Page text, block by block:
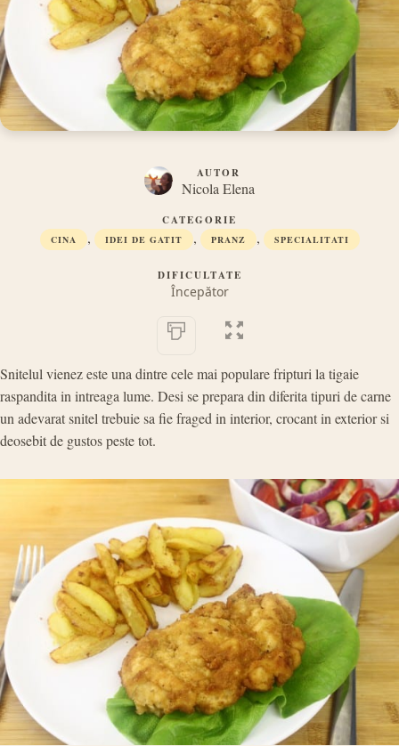
AUTOR
Nicola Elena
CATEGORIE
CINA , IDEI DE GATIT , PRANZ , SPECIALITATI
DIFICULTATE
Începător
Snitelul vienez este una dintre cele mai populare fripturi la tigaie
raspandita in intreaga lume. Desi se prepara din diferita tipuri de carne
un adevarat snitel trebuie sa fie fraged in interior, crocant in exterior si
deosebit de gustos peste tot.